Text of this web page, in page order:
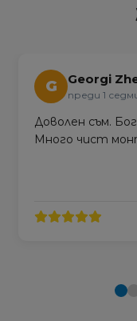
G Georgi
преди 1
Доволен съм.
Много чист